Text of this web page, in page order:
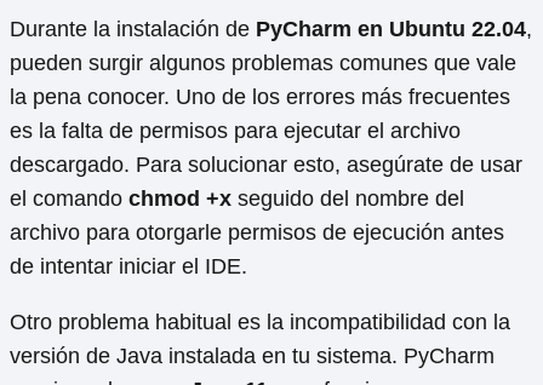
Durante la instalación de PyCharm en Ubuntu 22.04,
pueden surgir algunos problemas comunes que vale
la pena conocer. Uno de los errores más frecuentes
es la falta de permisos para ejecutar el archivo
descargado. Para solucionar esto, asegúrate de usar
el comando chmod +x seguido del nombre del
archivo para otorgarle permisos de ejecución antes
de intentar iniciar el IDE.
Otro problema habitual es la incompatibilidad con la
versión de Java instalada en tu sistema. PyCharm